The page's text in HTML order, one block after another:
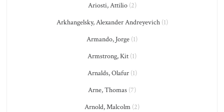
Ariosti, Attilio(2)
Arkhangelsky, Alexander Andreyevich(1)
Armando, Jorge (1)
Armstrong, Kit (1)
Arnalds, Olafur(1)
Arne, Thomas (7)
Arnold, Malcolm (2)